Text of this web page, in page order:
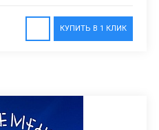
КУПИТЬ В 1 КЛИК